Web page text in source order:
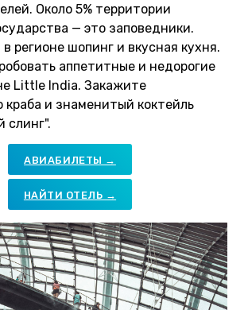
Около 5% территории
— это заповедники.
регионе шопинг и вкусная кухня.
аппетитные и недорогие
Little India. Закажите
краба и знаменитый коктейль
слинг".
АВИАБИЛЕТЫ →
НАЙТИ ОТЕЛЬ →